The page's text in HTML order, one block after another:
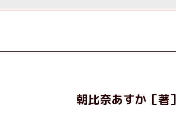
朝比奈あすか［著］